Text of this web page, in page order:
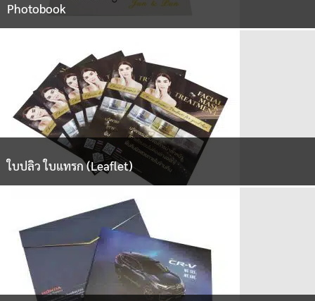
Photobook
ใบปลิว ใบแทรก (Leaflet)